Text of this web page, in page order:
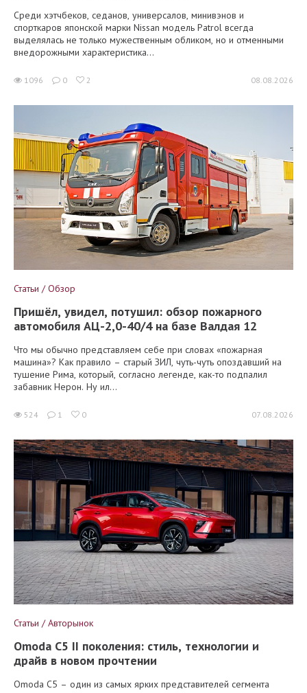
Среди хэтчбеков, седанов, универсалов, минивэнов и
спорткаров японской марки Nissan модель Patrol всегда
выделялась не только мужественным обликом, но и отменными
внедорожными характеристика...
1096 0 2 08.08.2026
Статьи / Обзор
Пришёл, увидел, потушил: обзор пожарного
автомобиля АЦ-2,0-40/4 на базе Валдая 12
Что мы обычно представляем себе при словах «пожарная
машина»? Как правило – старый ЗИЛ, чуть-чуть опоздавший на
тушение Рима, который, согласно легенде, как-то подпалил
забавник Нерон. Ну ил...
524 1 0 07.08.2026
Статьи / Авторынок
Omoda C5 II поколения: стиль, технологии и
драйв в новом прочтении
Omoda C5 – один из самых ярких представителей сегмента